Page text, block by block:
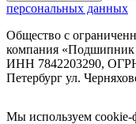
персональных данных
Общество с
компания
ИНН 7842203290, ОГРН
Петербург ул.
Мы используем